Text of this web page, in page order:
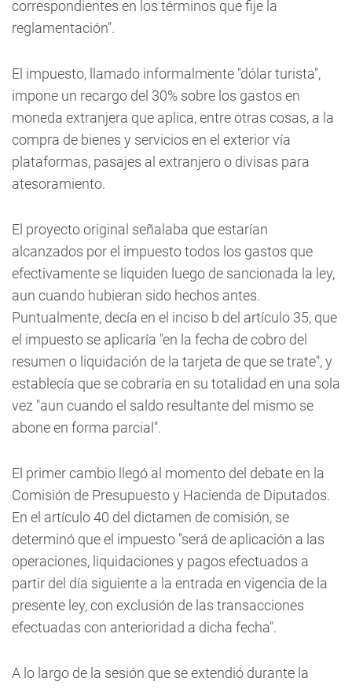
correspondientes en los términos que fije la
reglamentación".
El impuesto, llamado informalmente "dólar turista",
impone un recargo del 30% sobre los gastos en
moneda extranjera que aplica, entre otras cosas, a la
compra de bienes y servicios en el exterior vía
plataformas, pasajes al extranjero o divisas para
atesoramiento.
El proyecto original señalaba que estarían
alcanzados por el impuesto todos los gastos que
efectivamente se liquiden luego de sancionada la ley,
aun cuando hubieran sido hechos antes.
Puntualmente, decía en el inciso b del artículo 35, que
el impuesto se aplicaría "en la fecha de cobro del
resumen o liquidación de la tarjeta de que se trate", y
establecía que se cobraría en su totalidad en una sola
vez "aun cuando el saldo resultante del mismo se
abone en forma parcial".
El primer cambio llegó al momento del debate en la
Comisión de Presupuesto y Hacienda de Diputados.
En el artículo 40 del dictamen de comisión, se
determinó que el impuesto "será de aplicación a las
operaciones, liquidaciones y pagos efectuados a
partir del día siguiente a la entrada en vigencia de la
presente ley, con exclusión de las transacciones
efectuadas con anterioridad a dicha fecha".
A lo largo de la sesión que se extendió durante la